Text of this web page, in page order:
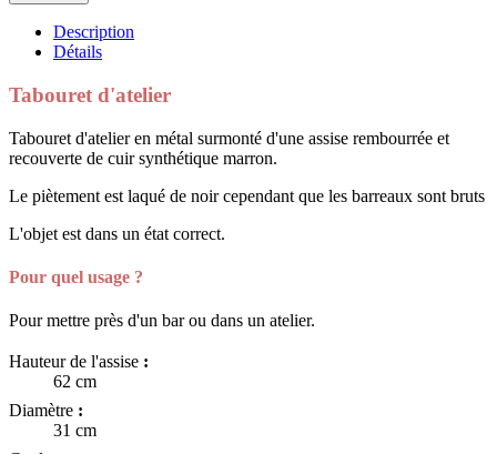
Description
Détails
Tabouret d'atelier
Tabouret d'atelier en métal surmonté d'une assise rembourrée et
recouverte de cuir synthétique marron.
Le piètement est laqué de noir cependant que les barreaux sont bruts
L'objet est dans un état correct.
Pour quel usage ?
Pour mettre près d'un bar ou dans un atelier.
Hauteur de l'assise :
62 cm
Diamètre :
31 cm